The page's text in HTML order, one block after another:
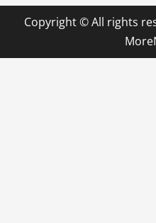
Copyright © All rights